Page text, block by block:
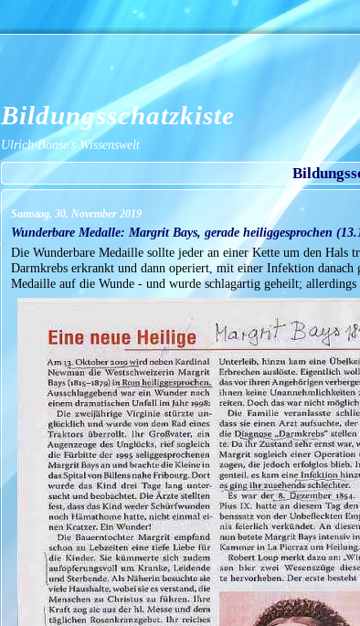
Bildungsschatzkiste
Ulrich Bonse's Wissenswelt
Samstag, 30. November 2019
Wunderbare Medalle: Margrit Bays, gerade heiliggesprochen
Die Wunderbare Medaille sollte jeder an einer Kette um den Hals
Darmkrebs erkrankt und dann operiert, mit einer Infektion
Medaille auf die Wunde - und wurde schlagartig geheilt;